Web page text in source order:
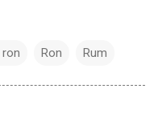
Ron Rum